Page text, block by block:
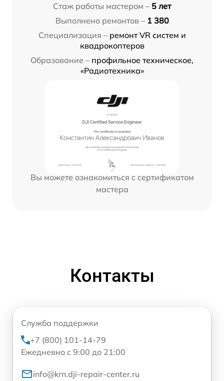
Стаж работы мастером – 5 лет
Выполнено ремонтов – 1 380
Специализация – ремонт VR систем и
квадрокоптеров
Образование – профильное техническое,
«Радиотехника»
Вы можете ознакомиться с сертификатом
мастера
Контакты
Служба поддержки
+7 (800) 101-14-79
Ежедневно с 9:00 до 21:00
info@krn.dji-repair-center.ru